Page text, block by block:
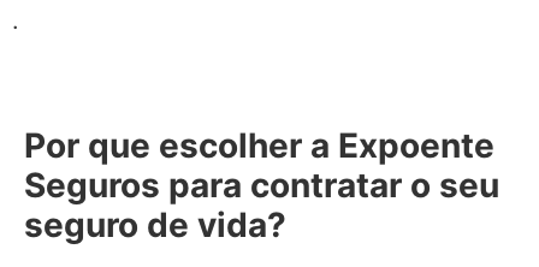
.
Por que escolher a Expoente
Seguros para contratar o seu
seguro de vida?